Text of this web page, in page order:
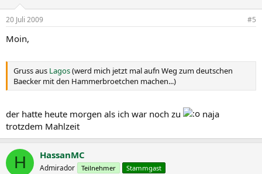
20 Juli 2009 #5
Moin,
Gruss aus Lagos(werd mich jetzt mal aufn Weg zum deutschen
Baecker mit den Hammerbroetchen machen...)
der hatte heute morgen als ich war noch zu
naja
trotzdem Mahlzeit
H HassanMC
Admirador Teilnehmer Stammgast